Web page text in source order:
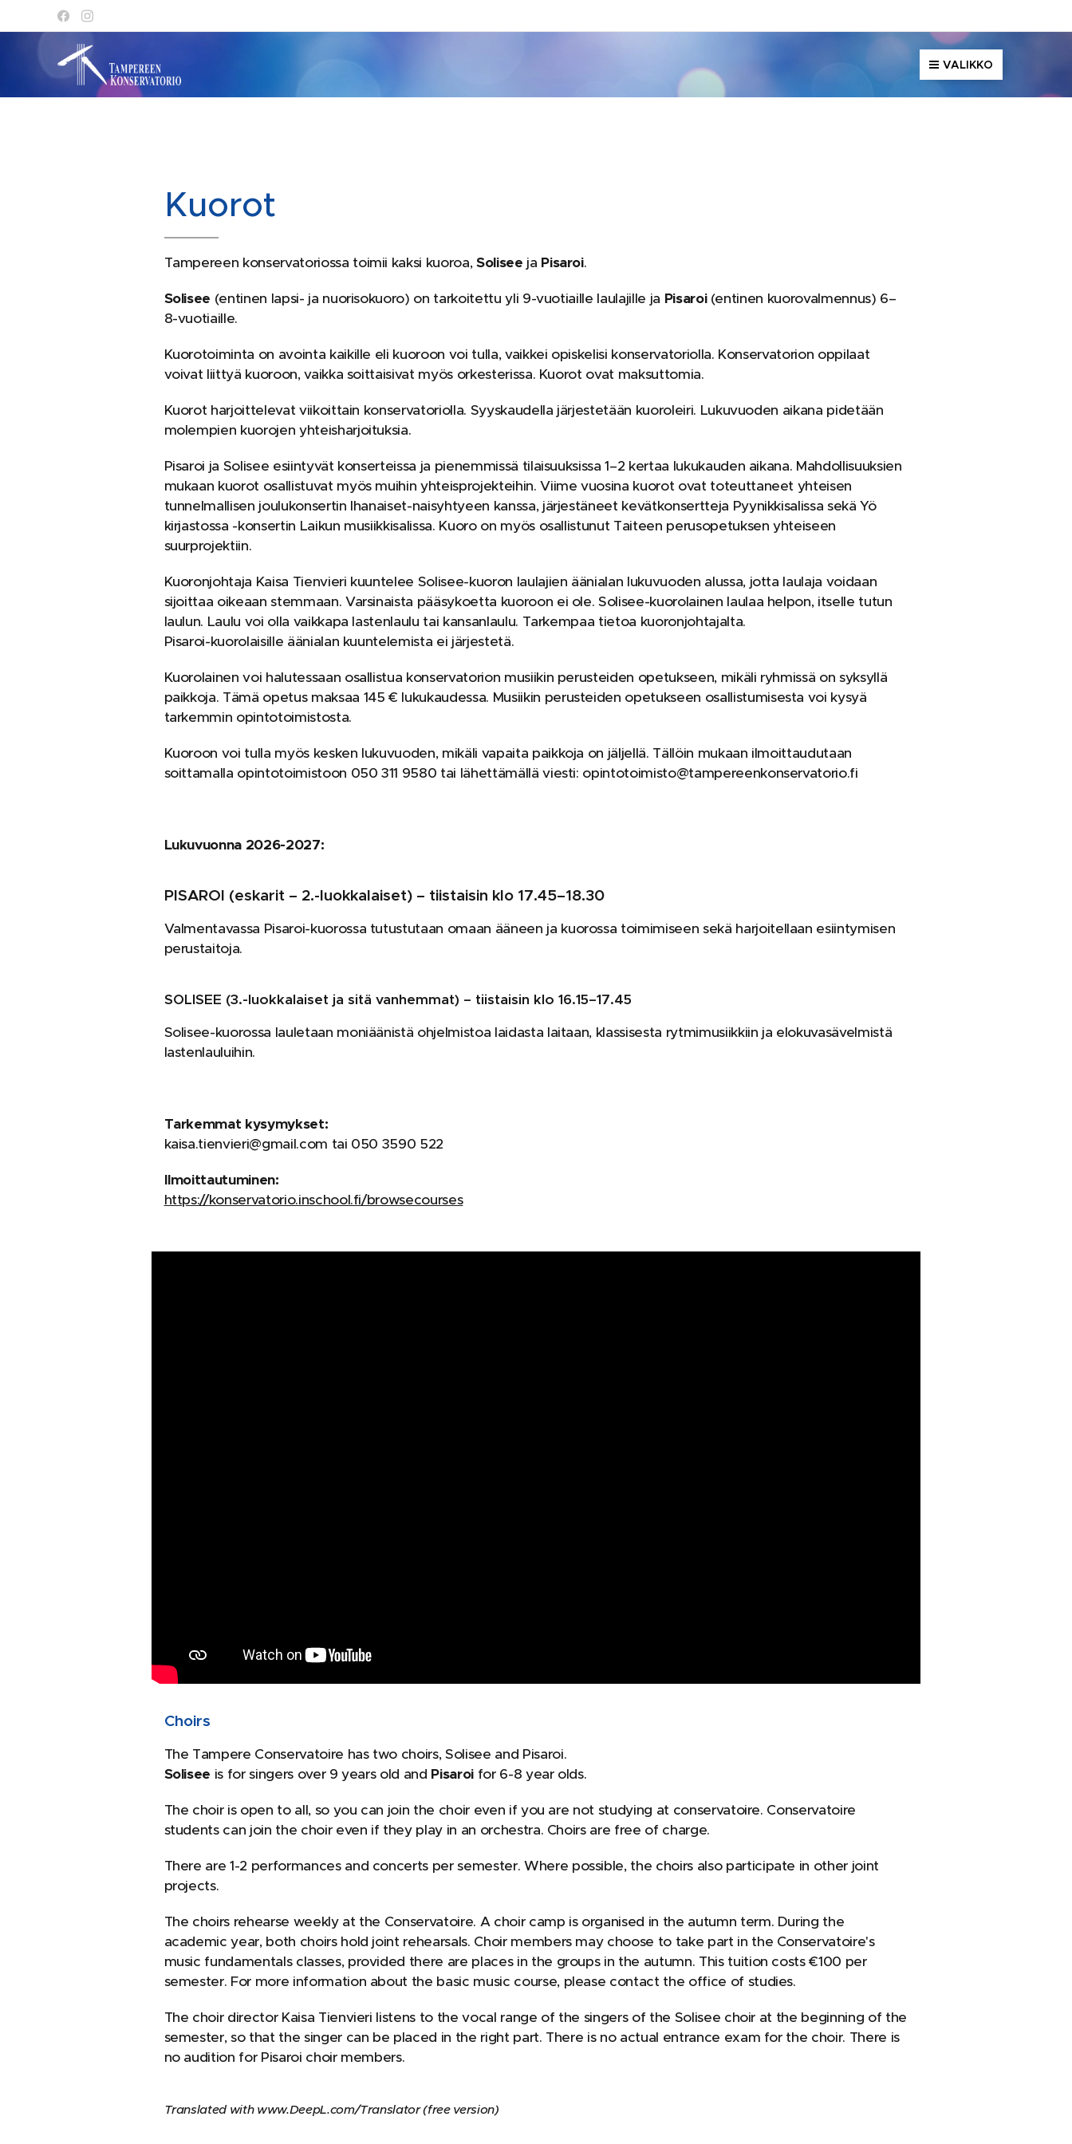
VALIKKO
Kuorot
Tampereen konservatoriossa toimii kaksi kuoroa,Solisee ja Pisaroi.
Solisee (entinen lapsi- ja nuorisokuoro) on tarkoitettu yli 9-vuotiaille laulajille ja Pisaroi (entinen kuorovalmennus) 6–
8-vuotiaille.
Kuorotoiminta on avointa kaikille eli kuoroon voi tulla, vaikkei opiskelisi konservatoriolla. Konservatorion oppilaat
voivat liittyä kuoroon, vaikka soittaisivat myös orkesterissa. Kuorot ovat maksuttomia.
Kuorot harjoittelevat viikoittain konservatoriolla. Syyskaudella järjestetään kuoroleiri. Lukuvuoden aikana pidetään
molempien kuorojen yhteisharjoituksia.
Pisaroi ja Solisee esiintyvät konserteissa ja pienemmissä tilaisuuksissa 1–2 kertaa lukukauden aikana. Mahdollisuuksien
mukaan kuorot osallistuvat myös muihin yhteisprojekteihin. Viime vuosina kuorot ovat toteuttaneet yhteisen
tunnelmallisen joulukonsertin Ihanaiset-naisyhtyeen kanssa, järjestäneet kevätkonsertteja Pyynikkisalissa sekä Yö
kirjastossa -konsertin Laikun musiikkisalissa. Kuoro on myös osallistunut Taiteen perusopetuksen yhteiseen
suurprojektiin.
Kuoronjohtaja Kaisa Tienvieri kuuntelee Solisee-kuoron laulajien äänialan lukuvuoden alussa, jotta laulaja voidaan
sijoittaa oikeaan stemmaan. Varsinaista pääsykoetta kuoroon ei ole. Solisee-kuorolainen laulaa helpon, itselle tutun
laulun. Laulu voi olla vaikkapa lastenlaulu tai kansanlaulu. Tarkempaa tietoa kuoronjohtajalta.
Pisaroi-kuorolaisille äänialan kuuntelemista ei järjestetä.
Kuorolainen voi halutessaan osallistua konservatorion musiikin perusteiden opetukseen, mikäli ryhmissä on syksyllä
paikkoja. Tämä opetus maksaa 145 € lukukaudessa. Musiikin perusteiden opetukseen osallistumisesta voi kysyä
tarkemmin opintotoimistosta.
Kuoroon voi tulla myös kesken lukuvuoden, mikäli vapaita paikkoja on jäljellä. Tällöin mukaan ilmoittaudutaan
soittamalla opintotoimistoon 050 311 9580 tai lähettämällä viesti: opintotoimisto@tampereenkonservatorio.fi
Lukuvuonna 2026-2027:
PISAROI (eskarit – 2.-luokkalaiset) – tiistaisin klo 17.45–18.30
Valmentavassa Pisaroi-kuorossa tutustutaan omaan ääneen ja kuorossa toimimiseen sekä harjoitellaan esiintymisen
perustaitoja.
SOLISEE (3.-luokkalaiset ja sitä vanhemmat) – tiistaisin klo 16.15–17.45
Solisee-kuorossa lauletaan moniäänistä ohjelmistoa laidasta laitaan, klassisesta rytmimusiikkiin ja elokuvasävelmistä
lastenlauluihin.
Tarkemmat kysymykset:
kaisa.tienvieri@gmail.com tai 050 3590 522
Ilmoittautuminen:
https://konservatorio.inschool.fi/browsecourses
Choirs
The Tampere Conservatoire has two choirs, Solisee and Pisaroi.
Solisee is for singers over 9 years old and Pisaroi for 6-8 year olds.
The choir is open to all, so you can join the choir even if you are not studying at conservatoire. Conservatoire
students can join the choir even if they play in an orchestra. Choirs are free of charge.
There are 1-2 performances and concerts per semester. Where possible, the choirs also participate in other joint
projects.
The choirs rehearse weekly at the Conservatoire. A choir camp is organised in the autumn term. During the
academic year, both choirs hold joint rehearsals. Choir members may choose to take part in the Conservatoire's
music fundamentals classes, provided there are places in the groups in the autumn. This tuition costs €100 per
semester. For more information about the basic music course, please contact the office of studies.
The choir director Kaisa Tienvieri listens to the vocal range of the singers of the Solisee choir at the beginning of the
semester, so that the singer can be placed in the right part. There is no actual entrance exam for the choir. There is
no audition for Pisaroi choir members.
Translated with www.DeepL.com/Translator (free version)